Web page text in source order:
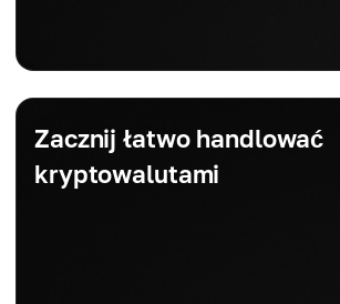
Zacznij łatwo handlować
kryptowalutami